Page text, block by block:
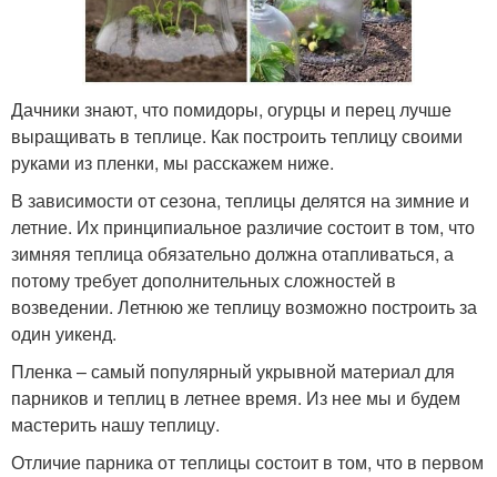
Дачники знают, что помидоры, огурцы и перец лучше
выращивать в теплице. Как построить теплицу своими
руками из пленки, мы расскажем ниже.
В зависимости от сезона, теплицы делятся на зимние и
летние. Их принципиальное различие состоит в том, что
зимняя теплица обязательно должна отапливаться, а
потому требует дополнительных сложностей в
возведении. Летнюю же теплицу возможно построить за
один уикенд.
Пленка – самый популярный укрывной материал для
парников и теплиц в летнее время. Из нее мы и будем
мастерить нашу теплицу.
Отличие парника от теплицы состоит в том, что в первом